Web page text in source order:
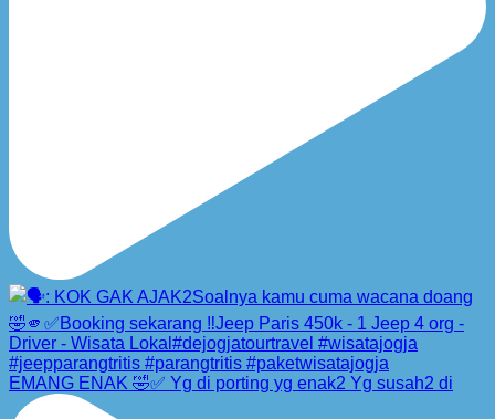
EMANG ENAK 🤣✅ Yg di porting yg enak2 Yg susah2 di